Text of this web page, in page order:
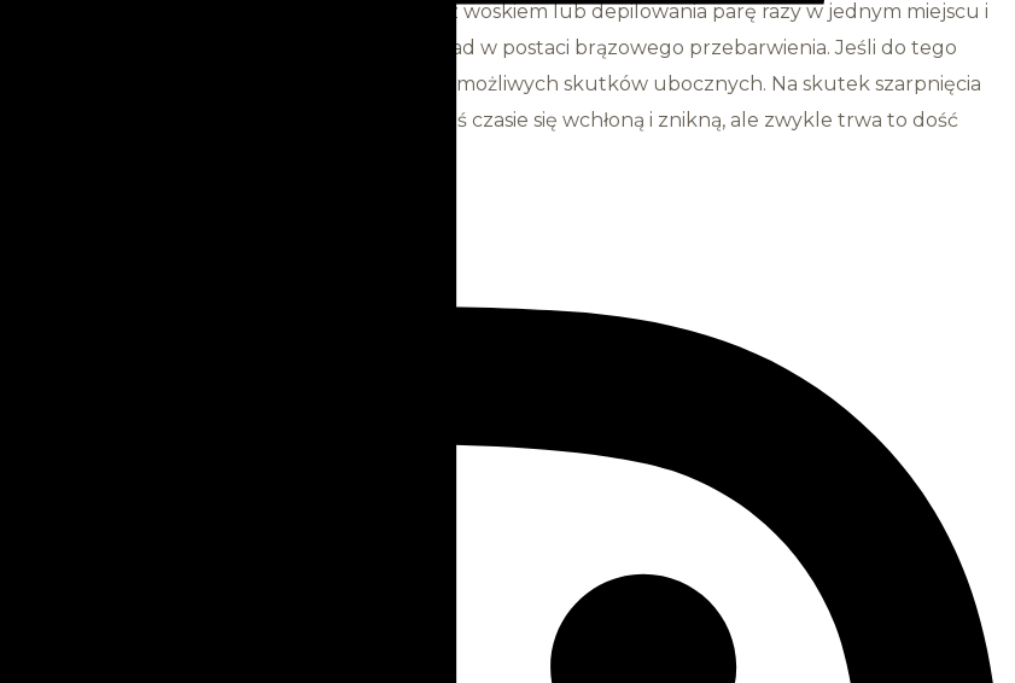
To konsekwencja źle oderwanego paska z woskiem lub depilowania parę razy w jednym miejscu i
goi i regeneruje, a nierzadko zostaje po tym ślad w postaci brązowego przebarwienia. Jeśli do tego
jest wręcz gwarantowane ! Ale to nie koniec możliwych skutków ubocznych. Na skutek szarpnięcia
krwiaki pod skórą, które wprawdzie po jakimś czasie się wchłoną i znikną, ale zwykle trwa to dość